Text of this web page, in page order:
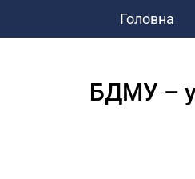
Головна
БДМУ – у